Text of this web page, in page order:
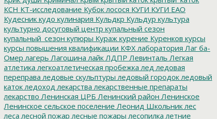
КСН КТ-исследование Кубок лосося КУГИ КУГИ ЕАО
Кудесник кудо кулинария Кульдкр Кульдур культура
культурно досуговый центр купальный сезон
купальный_сезон купюры Кураж курение Куренков курсы
курсы повышения квалификации КФХ лаборатория Лаг ба-
Омер лагерь Лагошина лайк ЛДПР Левинталь Легкая
атлетика легкоатлетическая пробежка лед ледовая
переправа ледовые скульптуры ледовый городок ледовый
каток ледоход лекарства лекарственные препараты
лекарство Ленинская ЦРБ Ленинский район Ленинское
Ленинское сельское поселение Леонид Школьник лес
леса лесной пожар лесные пожары лесопилка летние